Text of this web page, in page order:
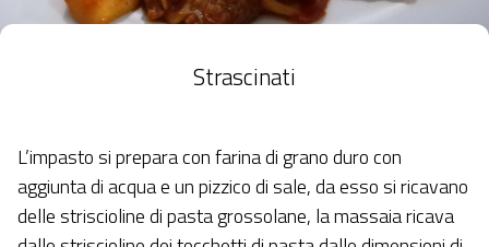
Strascinati
L’impasto si prepara con farina di grano duro con
aggiunta di acqua e un pizzico di sale, da esso si ricavano
delle striscioline di pasta grossolane, la massaia ricava